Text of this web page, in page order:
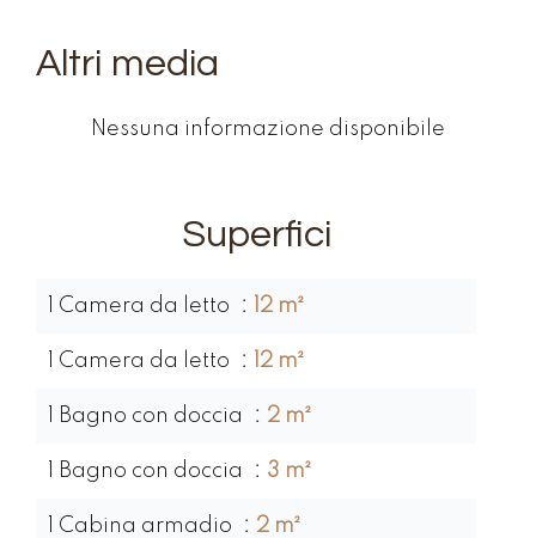
Altri media
Nessuna informazione disponibile
Superfici
1 Camera da letto 12 m²
1 Camera da letto 12 m²
1 Bagno con doccia 2 m²
1 Bagno con doccia 3 m²
1 Cabina armadio 2 m²